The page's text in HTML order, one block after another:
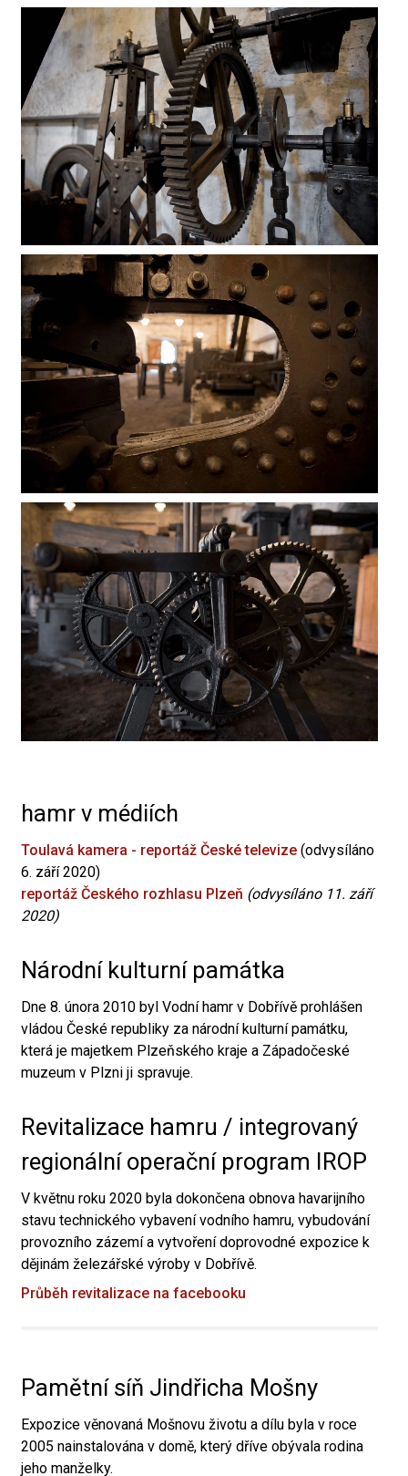
hamr v médiích
Toulavá kamera - reportáž České televize (odvysíláno
6. září 2020)
reportáž Českého rozhlasu Plzeň (odvysíláno 11. září
2020)
Národní kulturní památka
Dne 8. února 2010 byl Vodní hamr v Dobřívě prohlášen
vládou České republiky za národní kulturní památku,
která je majetkem Plzeňského kraje a Západočeské
muzeum v Plzni ji spravuje.
Revitalizace hamru / integrovaný
regionální operační program IROP
V květnu roku 2020 byla dokončena obnova havarijního
stavu technického vybavení vodního hamru, vybudování
provozního zázemí a vytvoření doprovodné expozice k
dějinám železářské výroby v Dobřívě.
Průběh revitalizace na facebooku
Pamětní síň Jindřicha Mošny
Expozice věnovaná Mošnovu životu a dílu byla v roce
2005 nainstalována v domě, který dříve obývala rodina
jeho manželky.